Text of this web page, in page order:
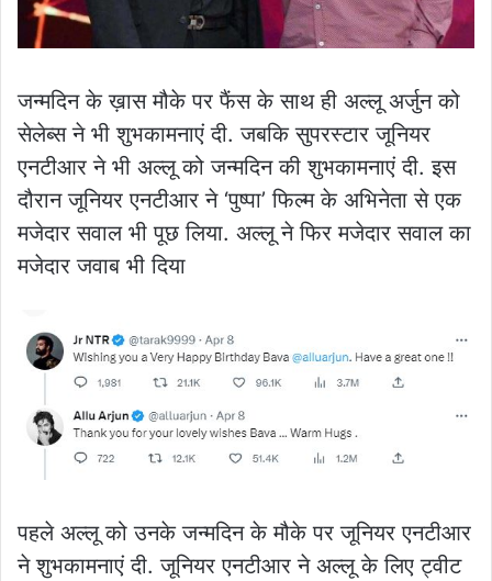
जन्मदिन के ख़ास मौके पर फैंस के साथ ही अल्लू अर्जुन को
सेलेब्स ने भी शुभकामनाएं दी. जबकि सुपरस्टार जूनियर
एनटीआर ने भी अल्लू को जन्मदिन की शुभकामनाएं दी. इस
दौरान जूनियर एनटीआर ने ‘पुष्पा’ फिल्म के अभिनेता से एक
मजेदार सवाल भी पूछ लिया. अल्लू ने फिर मजेदार सवाल का
मजेदार जवाब भी दिया
पहले अल्लू को उनके जन्मदिन के मौके पर जूनियर एनटीआर
ने शुभकामनाएं दी. जूनियर एनटीआर ने अल्लू के लिए ट्वीट